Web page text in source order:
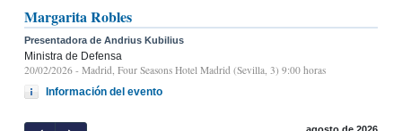
Margarita Robles
Presentadora de Andrius Kubilius
Ministra de Defensa
20/02/2026 - Madrid, Four Seasons Hotel Madrid (Sevilla, 3) 9:00 horas
Información del evento